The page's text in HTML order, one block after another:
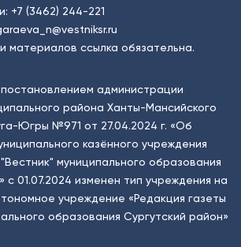
+7 (3462) 244-221
материалов ссылка обязательна.
администрации
района Ханты-Мансийского
Югры №971 от 27.04.2024 г. «Об
казённого учреждения
муниципального образования
с 01.07.2024 изменен тип учреждения на
учреждение «Редакция газеты
образования Сургутский район»